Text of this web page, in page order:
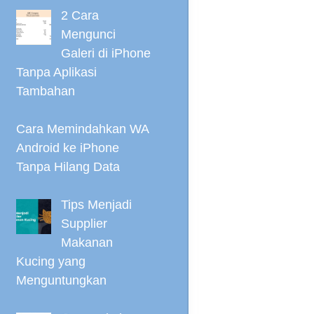
2 Cara
Mengunci
Galeri di iPhone
Tanpa Aplikasi
Tambahan
Cara Memindahkan WA
Android ke iPhone
Tanpa Hilang Data
Tips Menjadi
Supplier
Makanan
Kucing yang
Menguntungkan